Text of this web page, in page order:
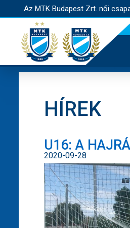
Az MTK Budapest Zrt. női
HÍREK
U16: A
2020-09-28